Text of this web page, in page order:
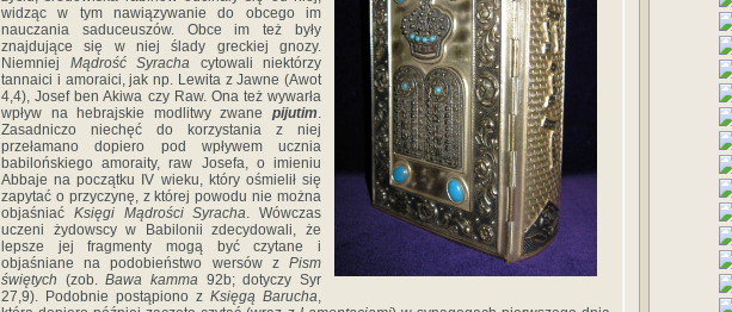
widząc w tym nawiązywanie do obcego im
nauczania saduceuszów. Obce im też były
znajdujące się w niej ślady greckiej gnozy.
Niemniej Mądrość Syracha cytowali niektórzy
tannaici i amoraici, jak np. Lewita z Jawne (Awot
4,4), Josef ben Akiwa czy Raw. Ona też wywarła
wpływ na hebrajskie modlitwy zwane pijutim.
Zasadniczo niechęć do korzystania z niej
przełamano dopiero pod wpływem ucznia
babilońskiego amoraity, raw Josefa, o imieniu
Abbaje na początku IV wieku, który ośmielił się
zapytać o przyczynę, z której powodu nie można
objaśniać Księgi Mądrości Syracha. Wówczas
uczeni żydowscy w Babilonii zdecydowali, że
lepsze jej fragmenty mogą być czytane i
objaśniane na podobieństwo wersów z Pism
świętych (zob.Bawa kamma 92b; dotyczy Syr
27,9). Podobnie postąpiono z Księgą Barucha,